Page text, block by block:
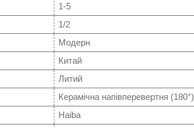
1-5
1/2
Модерн
Китай
Литий
Керамічна напівперевертня (180°)
Haiba